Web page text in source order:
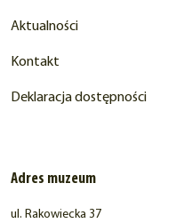
Aktualności
Kontakt
Deklaracja dostępności
Adres muzeum
ul. Rakowiecka 37